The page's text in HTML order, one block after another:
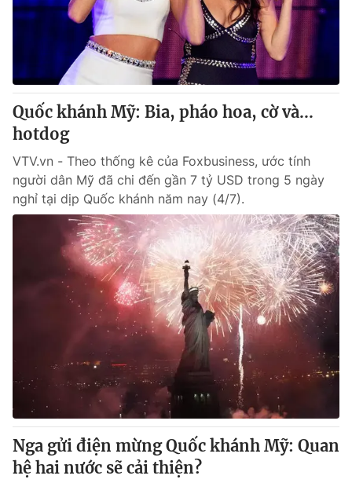
Quốc khánh Mỹ: Bia, pháo hoa, cờ và...
hotdog
VTV.vn - Theo thống kê của Foxbusiness, ước tính
người dân Mỹ đã chi đến gần 7 tỷ USD trong 5 ngày
nghỉ tại dịp Quốc khánh năm nay (4/7).
Nga gửi điện mừng Quốc khánh Mỹ: Quan
hệ hai nước sẽ cải thiện?